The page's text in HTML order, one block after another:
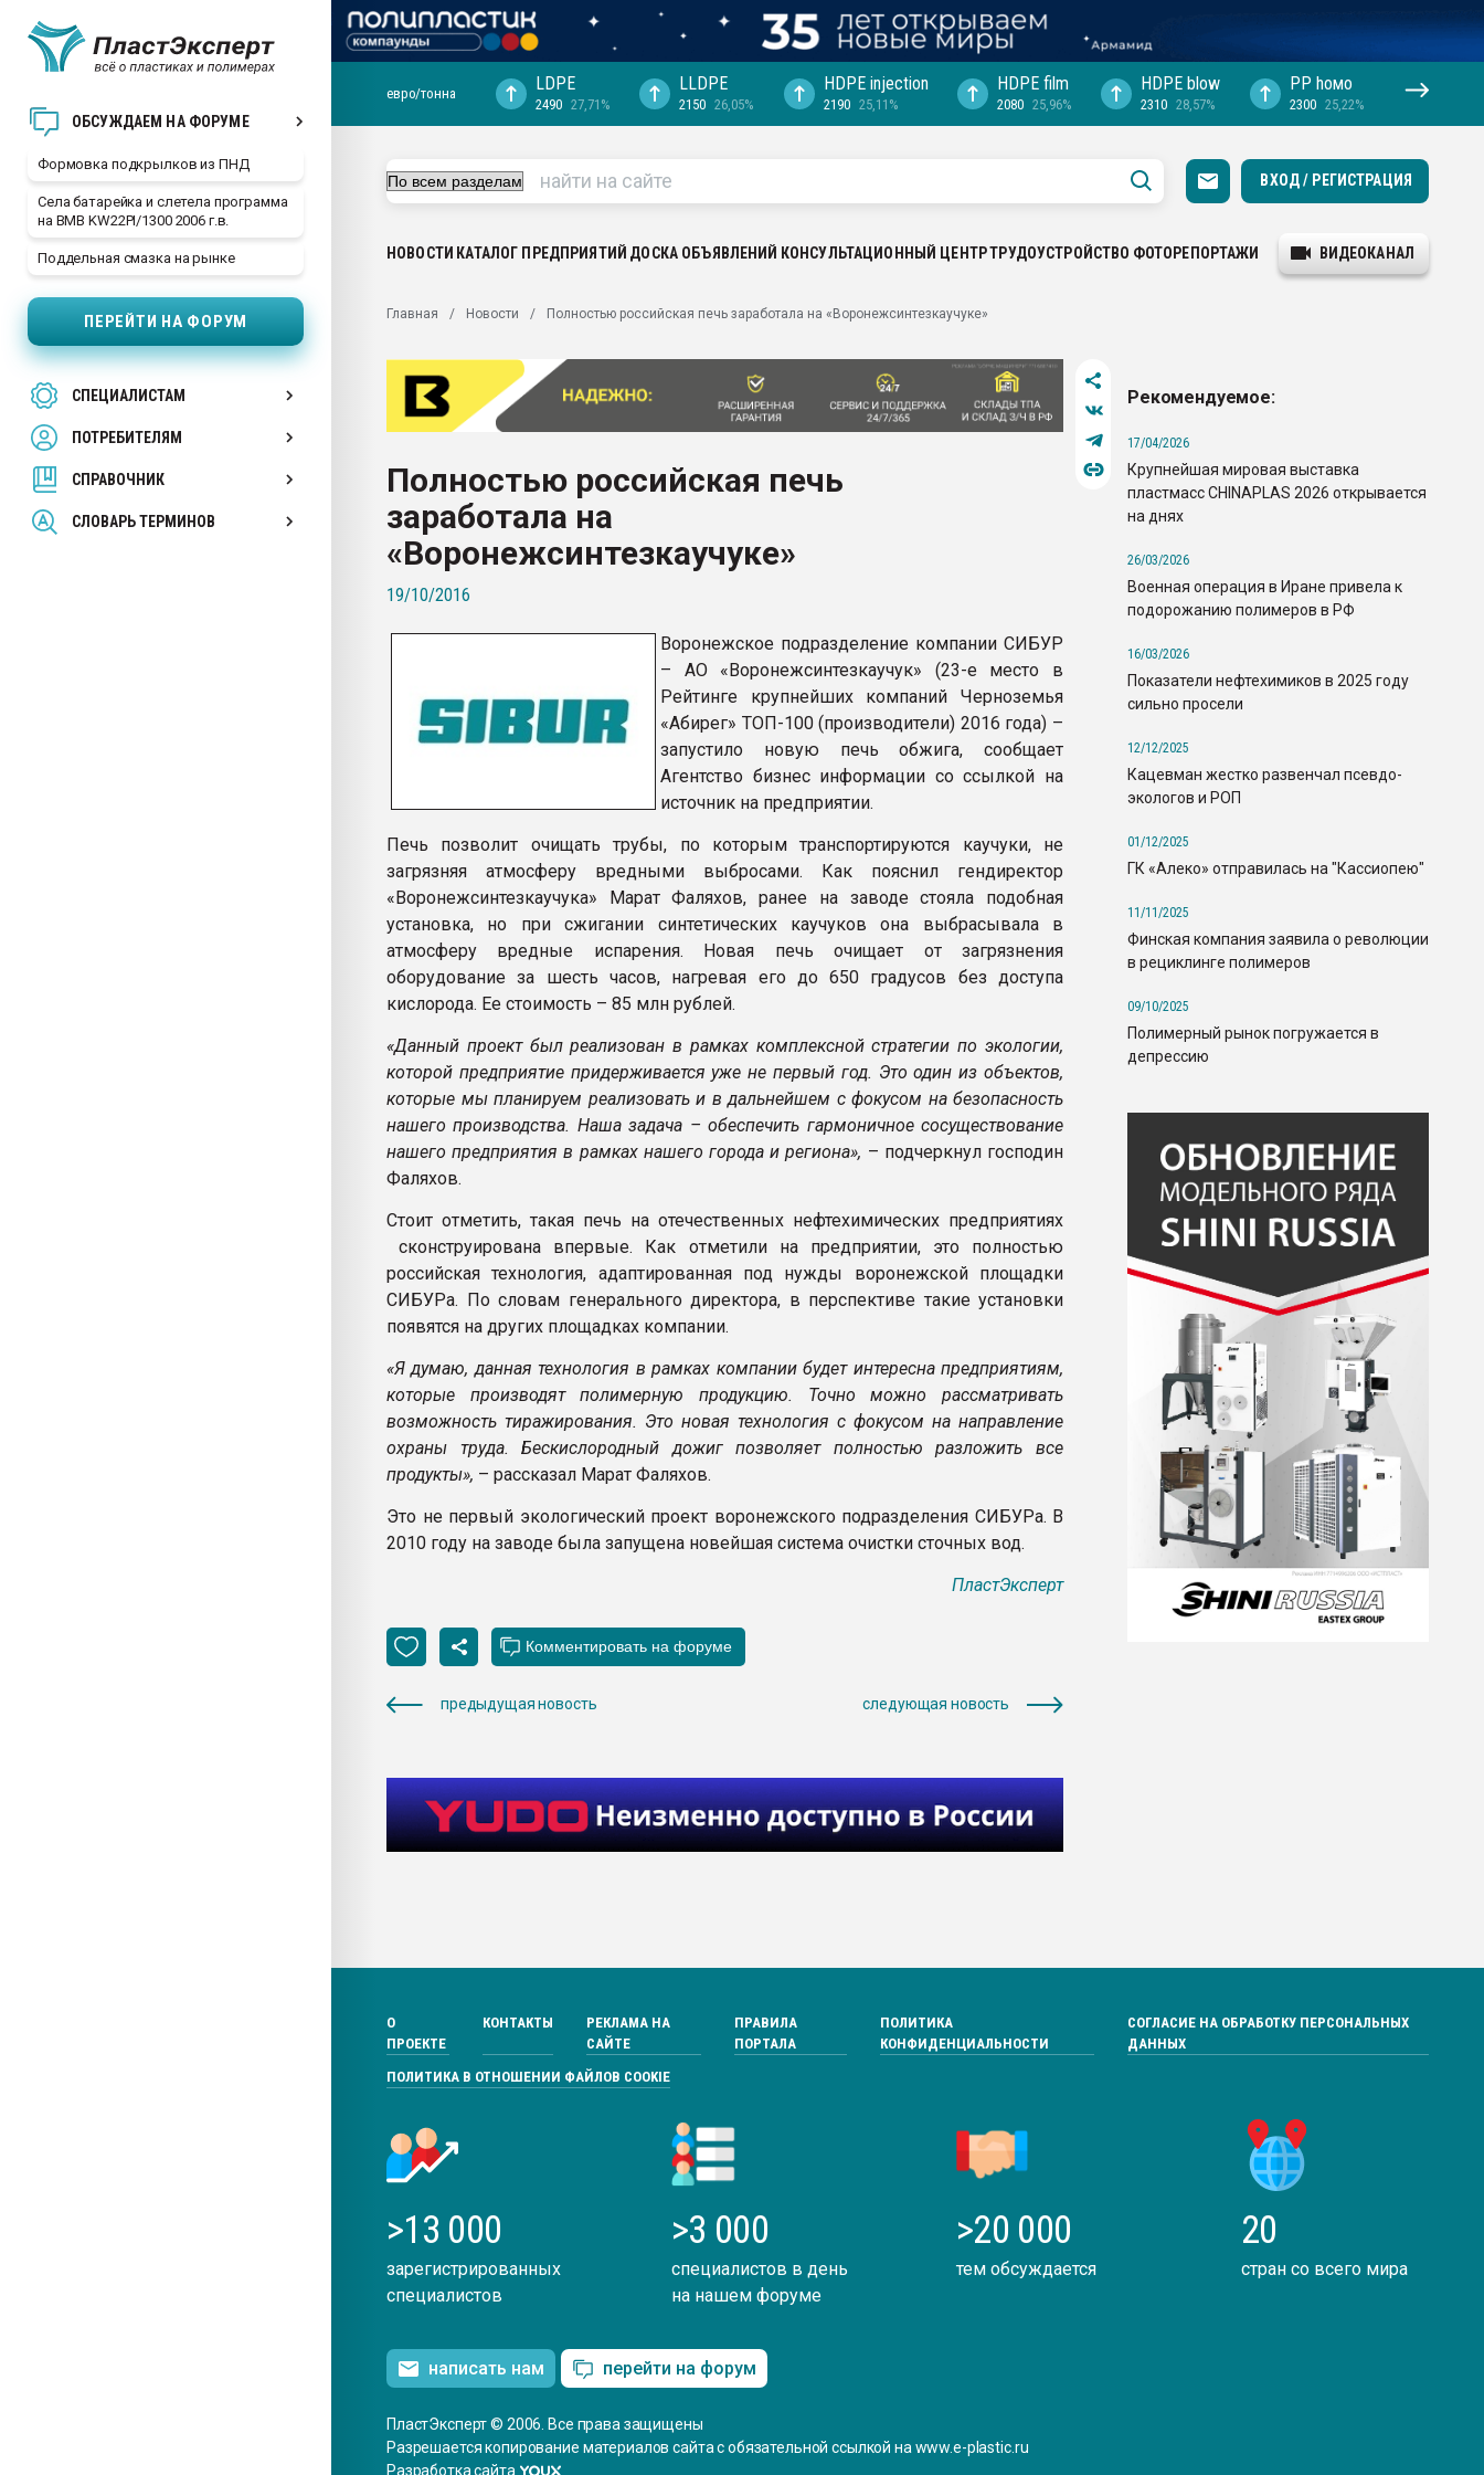
ОБСУЖДАЕМ НА ФОРУМЕ
Формовка подкрылков из ПНД
Села батарейка и слетела программа
на BMB KW22PI/1300 2006 г.в.
Поддельная смазка на рынке
ПЕРЕЙТИ НА ФОРУМ
СПЕЦИАЛИСТАМ
ПОТРЕБИТЕЛЯМ
СПРАВОЧНИК
СЛОВАРЬ ТЕРМИНОВ
29.07.2026 ФРП помог "Ижевскому
Вакуум-формовочные машины:
28.07.2026 Автоматизация выходит на
первый план в переработке
пластмасс
ситуацией на строительном рынке
Всё, что касается выдува ПЭТ
бутылок
ПЕРЕЙТИ НА ФОРУМ
евро/тонна LDPE
2490 27,71%
LLDPE
2150 26,05%
HDPE injection
2190 25,11%
HDPE film
2080 25,96%
HDPE blow
2310 28,57%
PP hомо
2300 25,22%
ВХОД / РЕГИСТРАЦИЯ
НОВОСТИ КАТАЛОГ ПРЕДПРИЯТИЙ ДОСКА ОБЪЯВЛЕНИЙ КОНСУЛЬТАЦИОННЫЙ ЦЕНТРТРУДОУСТРОЙСТВО ФОТОРЕПОРТАЖИ ВИДЕОКАНАЛ
Главная Новости Полностью российская печь заработала на «Воронежсинтезкаучуке»
Полностью российская печь
заработала на
«Воронежсинтезкаучуке»
19/10/2016
Воронежское подразделение компании СИБУР
– АО «Воронежсинтезкаучук» (23-е место в
Рейтинге крупнейших компаний Черноземья
«Абирег» ТОП-100 (производители) 2016 года) –
запустило новую печь обжига, сообщает
Агентство бизнес информации со ссылкой на
источник на предприятии.
Печь позволит очищать трубы, по которым транспортируются каучуки, не
загрязняя атмосферу вредными выбросами. Как пояснил гендиректор
«Воронежсинтезкаучука» Марат Фаляхов, ранее на заводе стояла подобная
установка, но при сжигании синтетических каучуков она выбрасывала в
атмосферу вредные испарения. Новая печь очищает от загрязнения
оборудование за шесть часов, нагревая его до 650 градусов без доступа
кислорода. Ее стоимость – 85 млн рублей.
«Данный проект был реализован в рамках комплексной стратегии по экологии,
которой предприятие придерживается уже не первый год. Это один из объектов,
которые мы планируем реализовать и в дальнейшем с фокусом на безопасность
нашего производства. Наша задача – обеспечить гармоничное сосуществование
нашего предприятия в рамках нашего города и региона», – подчеркнул господин
Фаляхов.
Стоит отметить, такая печь на отечественных нефтехимических предприятиях
сконструирована впервые. Как отметили на предприятии, это полностью
российская технология, адаптированная под нужды воронежской площадки
СИБУРа. По словам генерального директора, в перспективе такие установки
появятся на других площадках компании.
«Я думаю, данная технология в рамках компании будет интересна предприятиям,
которые производят полимерную продукцию. Точно можно рассматривать
возможность тиражирования. Это новая технология с фокусом на направление
охраны труда. Бескислородный дожиг позволяет полностью разложить все
продукты», – рассказал Марат Фаляхов.
Это не первый экологический проект воронежского подразделения СИБУРа. В
2010 году на заводе была запущена новейшая система очистки сточных вод.
ПластЭксперт
предыдущая новость следующая новость
Рекомендуемое:
17/04/2026
Крупнейшая мировая выставка
пластмасс CHINAPLAS 2026 открывается
на днях
26/03/2026
Военная операция в Иране привела к
подорожанию полимеров в РФ
16/03/2026
Показатели нефтехимиков в 2025 году
сильно просели
12/12/2025
Кацевман жестко развенчал псевдо-
экологов и РОП
01/12/2025
ГК «Алеко» отправилась на "Кассиопею"
11/11/2025
Финская компания заявила о революции
в рециклинге полимеров
09/10/2025
Полимерный рынок погружается в
депрессию
О
ПРОЕКТЕ
КОНТАКТЫ
РЕКЛАМА НА
САЙТЕ
ПРАВИЛА
ПОРТАЛА
ПОЛИТИКА
КОНФИДЕНЦИАЛЬНОСТИ
СОГЛАСИЕ НА ОБРАБОТКУ ПЕРСОНАЛЬНЫХ
ДАННЫХ
ПОЛИТИКА В ОТНОШЕНИИ ФАЙЛОВ COOKIE
>13 000
зарегистрированных
специалистов
>3 000
специалистов в день
на нашем форуме
>20 000
тем обсуждается
20
стран со всего мира
написать нам перейти на форум
ПластЭксперт © 2006. Все права защищены
Разрешается копирование материалов сайта с обязательной ссылкой на www.e-plastic.ru
Разработка сайта